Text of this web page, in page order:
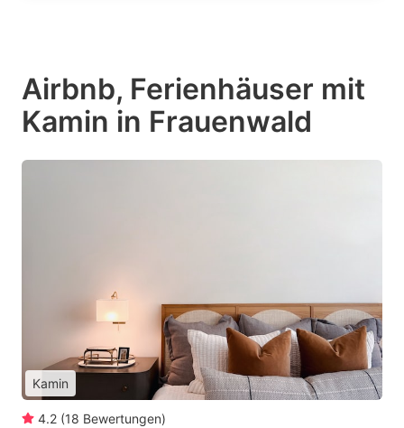
Airbnb, Ferienhäuser mit
Kamin in Frauenwald
Kamin
4.2 (18 Bewertungen)